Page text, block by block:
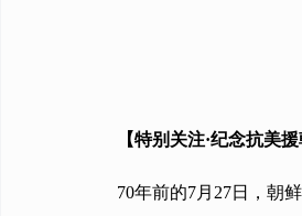
【特别关注·纪念抗美
70年前的7月27日，朝